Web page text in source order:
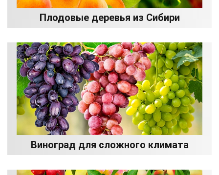
Плодовые деревья из Сибири
Виноград для сложного климата